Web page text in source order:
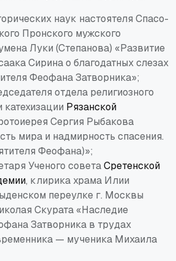
наук настоятеля Спасо-
Пронского мужского
Луки (Степанова) «Развитие
Сирина о благодатных слезах
Феофана Затворника»;
отдела религиозного
катехизации Рязанской
Сергия Рыбакова
мира и надмирность спасения.
Феофана)»;
Ученого советаСретенской
, клирика храма Илии
переулке г. Москвы
Скурата «Наследие
Затворника в трудах
— мученика Михаила